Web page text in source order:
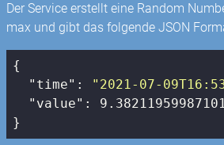
Der Service erstellt eine Random
max und gibt das folgende JSON
{
"time" : "2021-07-
"value" :
}